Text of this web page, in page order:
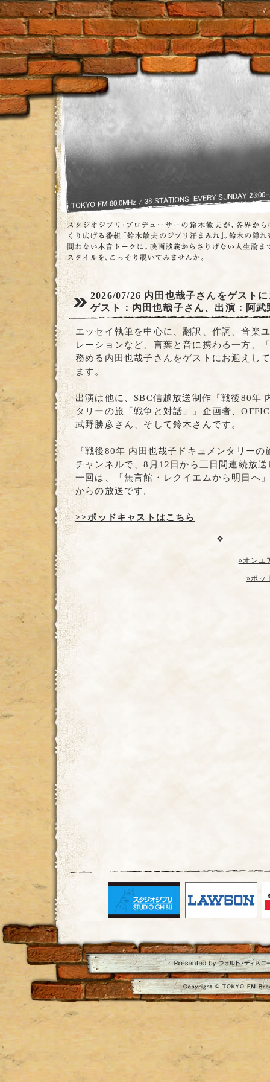
2026/07/26 内田也哉子さんをゲスト
ゲスト：内田也哉子さん、出演：阿武
エッセイ執筆を中心に、翻訳、作詞、音楽
レーションなど、言葉と音に携わる一方、
務める内田也哉子さんをゲストにお迎えし
ます。
出演は他に、SBC信越放送制作『戦後80年
タリーの旅「戦争と対話」』企画者、
武野勝彦さん、そして鈴木さんです。
『戦後80年 内田也哉子ドキュメンタリー
チャンネルで、8月12日から三日間連続放
一回は、「無言館・レクイエムから明日へ
からの放送です。
>>ポッドキャストはこちら
»オンエ
»ポッ